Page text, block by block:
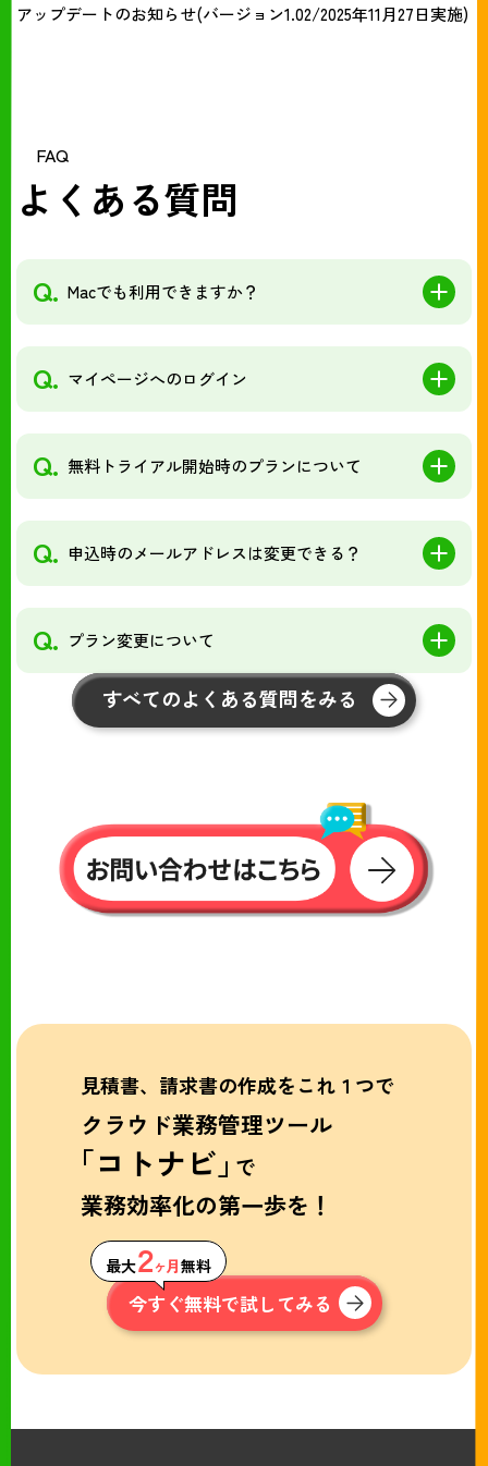
アップデートのお知らせ(バージョン1.02/2025年11月27日実施)
FAQ
よくある質問
Q. Macでも利用できますか？
Q. マイページへのログイン
Q. 無料トライアル開始時のプランについて
Q. 申込時のメールアドレスは変更できる？
Q. プラン変更について
すべてのよくある質問をみる
見積書、請求書の作成をこれ１つで
クラウド業務管理ツール
「コトナビ」で
業務効率化の第一歩を！
最大２ヶ月無料
今すぐ無料で試してみる